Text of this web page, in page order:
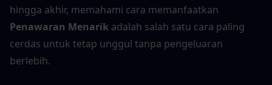
Penawaran Menarik adalah salah satu cara paling
cerdas untuk tetap unggul tanpa pengeluaran
berlebih.